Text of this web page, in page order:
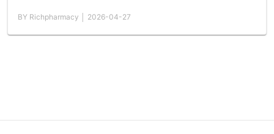
BY Richpharmacy │ 2026-04-27